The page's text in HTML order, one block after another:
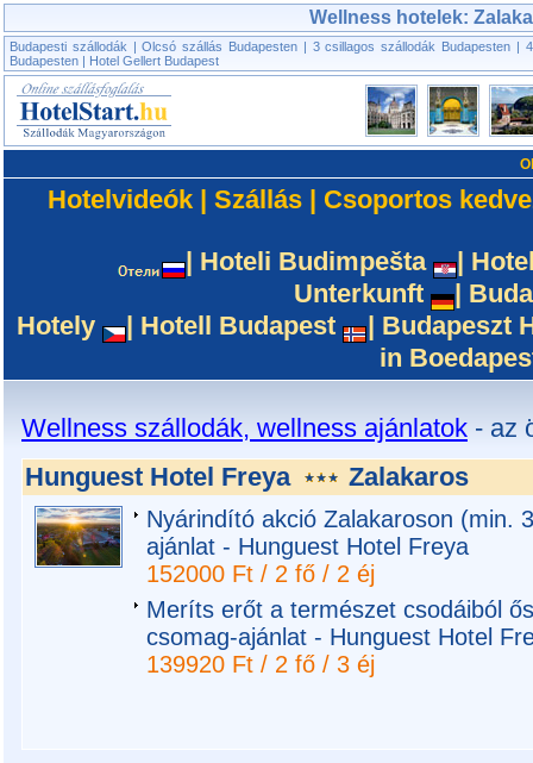
Wellness hotelek:
Budapesti szállodák |Olcsó szállás Budapesten| 3 csillagos szállodák Budapesten|
Budapesten | Hotel Gellert Budapest
Hotelvideók | Szállás | Csoportos
| Hoteli Budimpešta |
Unterkunft
|
Hotely
| Hotell Budapest | Budapeszt
in
Wellness szállodák, wellness ajánlatok - az
Hunguest Hotel Freya
Zalakaros
Nyárindító akció Zalakaroson (min.
ajánlat - Hunguest Hotel Freya
152000 Ft / 2 fő / 2 éj
Meríts erőt a természet csodáiból
csomag-ajánlat - Hunguest Hotel
139920 Ft / 2 fő / 3 éj